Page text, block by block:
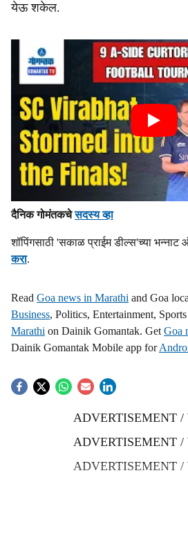
येऊ शकेल.
दैनिक गोमंतकचेसदस्य व्हा
शॉपिंगसाठी 'सकाळ प्राईम डील्स'च्या भन्नाट
करा.
Read Goa news in Marathi and Goa
Business, Politics, Entertainment, Sports
Marathi on Dainik Gomantak. Get Goa
Dainik Gomantak Mobile app for
ADVERTISEMENT /
ADVERTISEMENT /
ADVERTISEMENT /